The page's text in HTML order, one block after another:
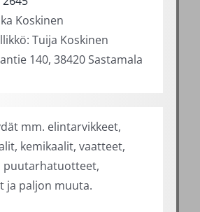
Koskinen
Tuija Koskinen
140, 38420 Sastamala
mm. elintarvikkeet,
kemikaalit, vaatteet,
puutarhatuotteet,
ja paljon muuta.